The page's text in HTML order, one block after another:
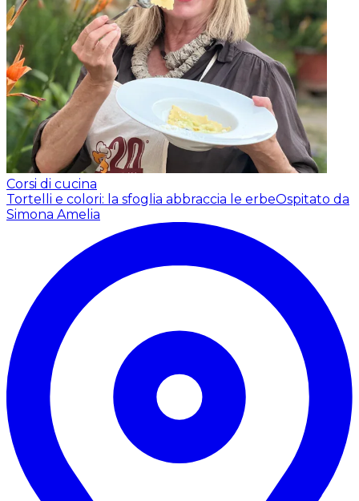
Corsi di cucina
Tortelli e colori: la sfoglia abbraccia le erbeOspitato da
Simona Amelia